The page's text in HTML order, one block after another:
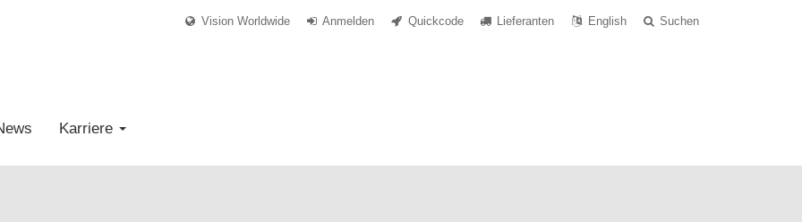
Vision Worldwide Anmelden Quickcode Lieferanten English Suchen
Karriere